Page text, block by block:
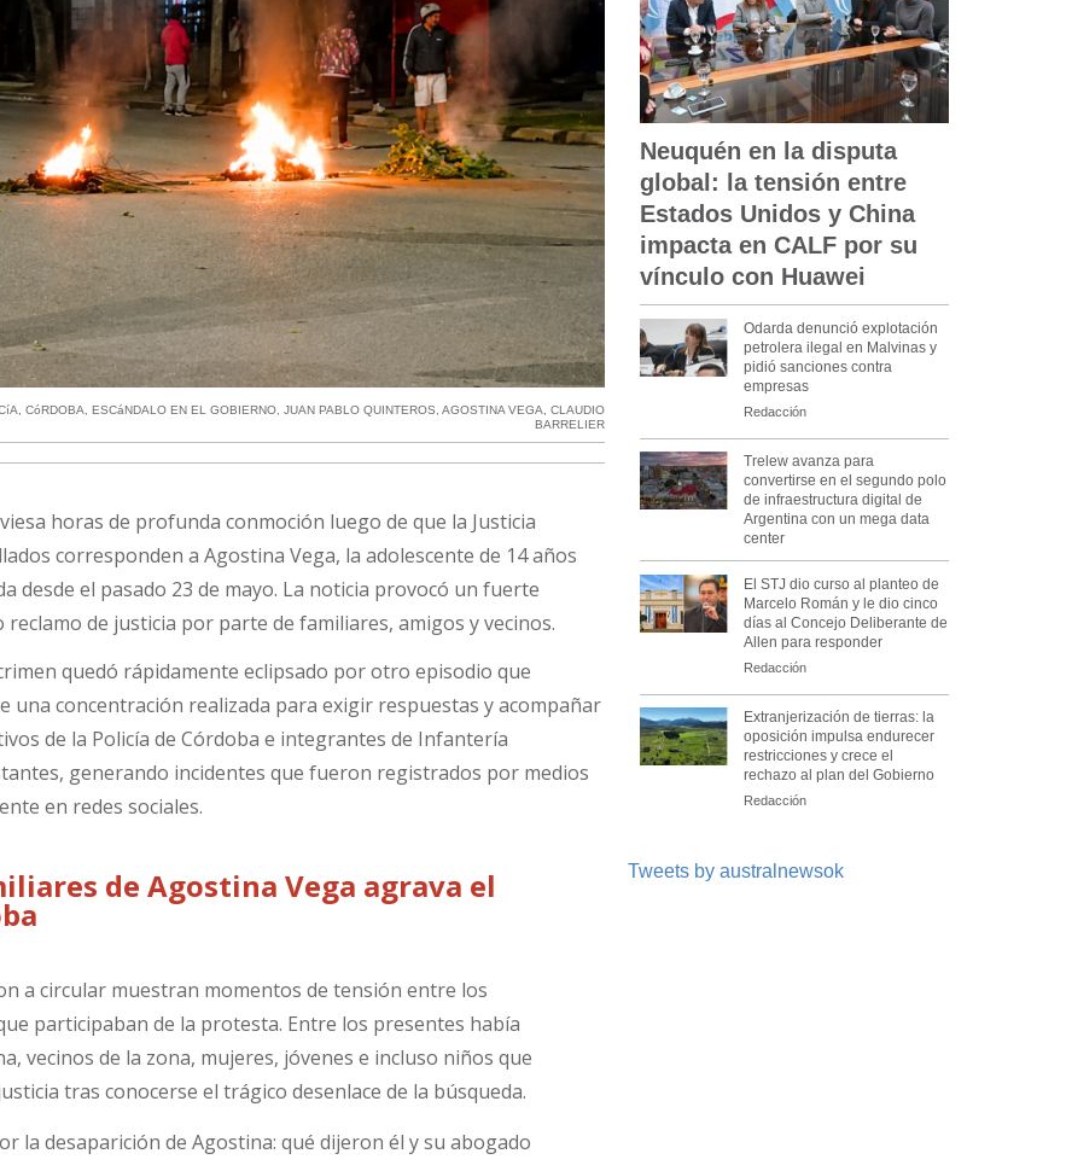
,CóRDOBA ,ESCáNDALO EN EL GOBIERNO ,JUAN PABLO QUINTEROS ,AGOSTINA VEGA ,CLAUDIO
BARRELIER
horas de profunda conmoción luego de que la Justicia
corresponden a Agostina Vega, la adolescente de 14 años
desde el pasado 23 de mayo. La noticia provocó un fuerte
de justicia por parte de familiares, amigos y vecinos.
quedó rápidamente eclipsado por otro episodio que
una concentración realizada para exigir respuestas y acompañar
de la Policía de Córdoba e integrantes de Infantería
generando incidentes que fueron registrados por medios
en redes sociales.
de Agostina Vega agrava el
a circular muestran momentos de tensión entre los
participaban de la protesta. Entre los presentes había
vecinos de la zona, mujeres, jóvenes e incluso niños que
tras conocerse el trágico desenlace de la búsqueda.
Neuquén en la disputa
global: la tensión entre
Estados Unidos y China
impacta en CALF por su
vínculo con Huawei
Odarda denunció explotación
petrolera ilegal en Malvinas y
pidió sanciones contra
empresas
Redacción
Trelew avanza para
convertirse en el segundo polo
de infraestructura digital de
Argentina con un mega data
center
El STJ dio curso al planteo de
Marcelo Román y le dio cinco
días al Concejo Deliberante de
Allen para responder
Redacción
Extranjerización de tierras: la
oposición impulsa endurecer
restricciones y crece el
rechazo al plan del Gobierno
Redacción
Tweets by australnewsok